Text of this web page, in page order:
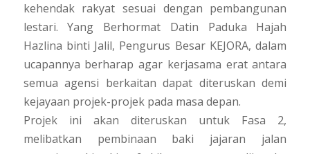
kehendak rakyat sesuai dengan pembangunan
lestari. Yang Berhormat Datin Paduka Hajah
Hazlina binti Jalil, Pengurus Besar KEJORA, dalam
ucapannya berharap agar kerjasama erat antara
semua agensi berkaitan dapat diteruskan demi
kejayaan projek-projek pada masa depan.
Projek ini akan diteruskan untuk Fasa 2,
melibatkan pembinaan baki jajaran jalan